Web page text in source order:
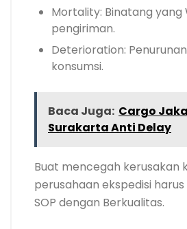
Mortality: Binatang yang
pengiriman.
Deterioration:
konsumsi.
Baca Juga: Cargo
Surakarta Anti Delay
Buat mencegah kerusakan
perusahaan ekspedisi
SOP dengan Berkualitas.